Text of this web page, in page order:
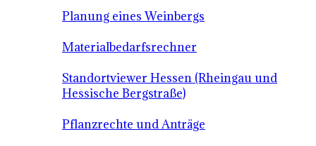
Planung eines Weinbergs
Materialbedarfsrechner
Standortviewer Hessen (Rheingau und
Hessische Bergstraße)
Pflanzrechte und Anträge